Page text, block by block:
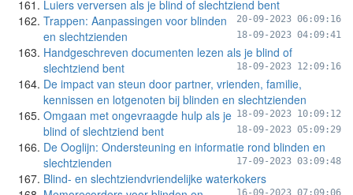
Luiers verversen als je blind of slechtziend bent
20-09-2023 06:09:16
Trappen: Aanpassingen voor blinden
en slechtzienden
18-09-2023 04:09:41
Handgeschreven documenten lezen als je blind of
slechtziend bent
18-09-2023 12:09:16
De impact van steun door partner, vrienden, familie,
kennissen en lotgenoten bij blinden en slechtzienden
18-09-2023 10:09:12
Omgaan met ongevraagde hulp als je
blind of slechtziend bent
18-09-2023 05:09:29
De Ooglijn: Ondersteuning en informatie rond blinden en
slechtzienden
17-09-2023 03:09:48
Blind- en slechtziendvriendelijke waterkokers
16-09-2023 07:09:06